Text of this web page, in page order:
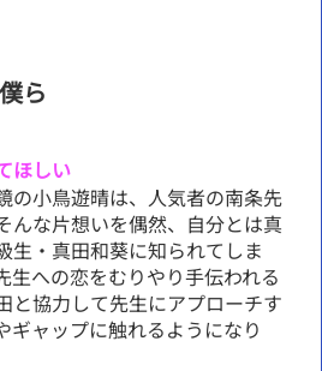
ら
ほしい
の小鳥遊晴は、人気者の南条先
んな片想いを偶然、自分とは真
生・真田和葵に知られてしま
生への恋をむりやり手伝われる
と協力して先生にアプローチす
ギャップに触れるようになり